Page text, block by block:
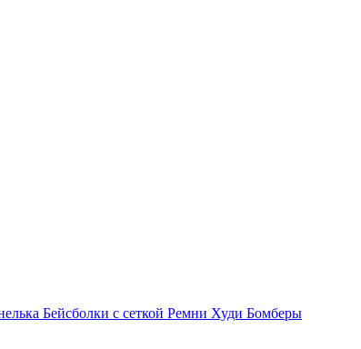
Бейсболки с сеткой Ремни Худи Бомберы